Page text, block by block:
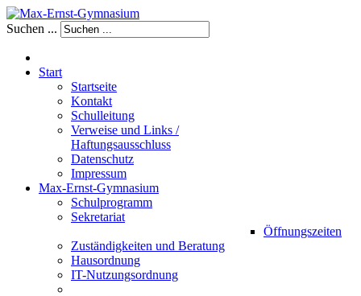
Suchen ...
Start
Startseite
Kontakt
Schulleitung
Verweise und Links /
Haftungsausschluss
Datenschutz
Impressum
Max-Ernst-Gymnasium
Schulprogramm
Sekretariat
Öffnungszeiten
Zuständigkeiten und Beratung
Hausordnung
IT-Nutzungsordnung